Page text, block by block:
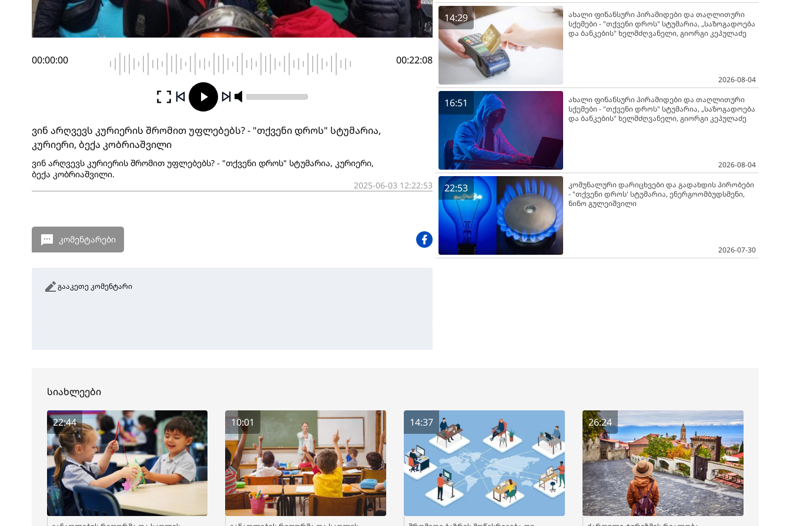
00:00:00 00:22:08
ვინ არღვევს კურიერის შრომით უფლებებს? - "თქვენი დროს" სტუმარია,
კურიერი, ბექა კობრიაშვილი
ვინ არღვევს კურიერის შრომით უფლებებს? - "თქვენი დროს" სტუმარია, კურიერი,
ბექა კობრიაშვილი.
2025-06-03 12:22:53
კომენტარები
გააკეთე კომენტარი
14:29
ახალი ფინანსური პირამიდები და თაღლითური
სქემები - "თქვენი დროს" სტუმარია, „საზოგადოება
და ბანკების" ხელმძღვანელი, გიორგი კეპულაძე
2026-08-04
16:51
ახალი ფინანსური პირამიდები და თაღლითური
სქემები - "თქვენი დროს" სტუმარია, „საზოგადოება
და ბანკების" ხელმძღვანელი, გიორგი კეპულაძე
2026-08-04
22:53
კომუნალური დარიცხვები და გადახდის პირობები
- "თქვენი დროს' სტუმარია, ენერგოომბუდსმენი,
ნინო გულეიშვილი
2026-07-30
სიახლეები
22:44 10:01 14:37 26:24